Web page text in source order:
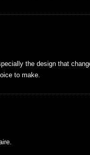
the design that
to make.